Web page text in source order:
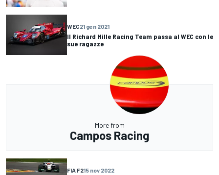
WEC21 gen 2021
Il Richard Mille Racing Team passa al WEC con le
sue ragazze
More from
Campos Racing
FIA F215 nov 2022